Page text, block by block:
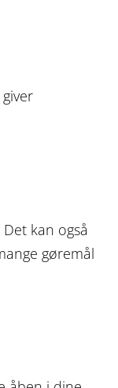
kan også
gøremål